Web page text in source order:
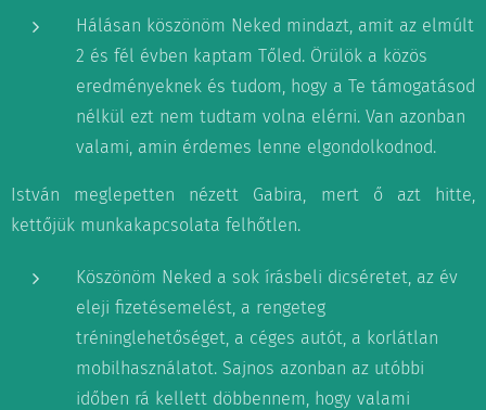
Hálásan köszönöm Neked mindazt, amit az elmúlt
2 és fél évben kaptam Tőled. Örülök a közös
eredményeknek és tudom, hogy a Te támogatásod
nélkül ezt nem tudtam volna elérni. Van azonban
valami, amin érdemes lenne elgondolkodnod.
István meglepetten nézett Gabira, mert ő azt hitte,
kettőjük munkakapcsolata felhőtlen.
Köszönöm Neked a sok írásbeli dicséretet, az év
eleji fizetésemelést, a rengeteg
tréninglehetőséget, a céges autót, a korlátlan
mobilhasználatot. Sajnos azonban az utóbbi
időben rá kellett döbbennem, hogy valami